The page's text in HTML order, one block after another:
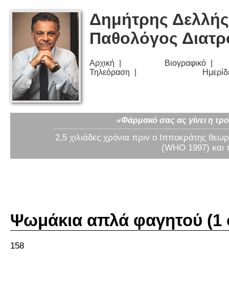
Δημήτρης
Παθολόγος
Αρχική
Βιογραφικό
Τηλεόραση
«Φάρμακό σας ας γίνει η
2,5 χιλιάδες χρόνια πριν ο Ιπποκράτης
(WHO 1997) και
Ψωμάκια απλά φαγητού (1
158